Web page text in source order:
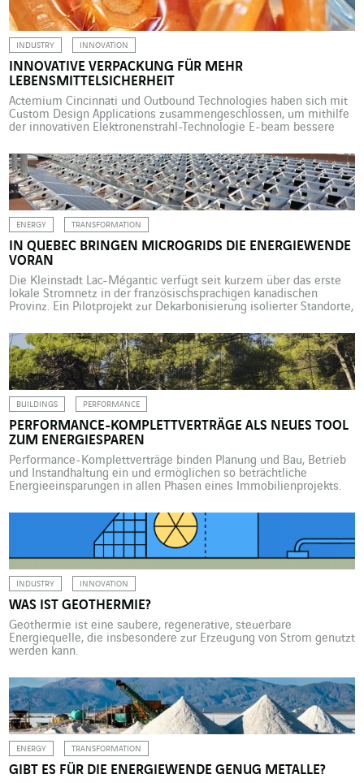
INDUSTRY INNOVATION
INNOVATIVE VERPACKUNG FÜR MEHR
LEBENSMITTELSICHERHEIT
Actemium Cincinnati und Outbound Technologies haben sich mit
Custom Design Applications zusammengeschlossen, um mithilfe
der innovativen Elektronenstrahl-Technologie E-beam bessere
Weichverpackungen, Schrumpffolien, Architekturprodukte, Reifen,
Klebstoffe, Sterilisations- und Schädlingsbekämpfungsprozesse
gemeinsam? Alle diese Produkte und viele weitere mehr können
von der Elektronenstrahl-Technologie (E-beam) profitieren. Das
Prinzip: mit einem Strahl aus beschleunigten Elektronen können
[…]
ENERGY TRANSFORMATION
IN QUEBEC BRINGEN MICROGRIDS DIE ENERGIEWENDE
VORAN
Die Kleinstadt Lac-Mégantic verfügt seit kurzem über das erste
lokale Stromnetz in der französischsprachigen kanadischen
Provinz. Ein Pilotprojekt zur Dekarbonisierung isolierter Standorte,
Bundesregierung und dem öffentlichen Stromversorger
umgesetzt wird. Premiere in Quebec: Ein Microgrid versorgt die
Stadt Lac-Mégantic, eine 6000 Einwohner:innen zählende
Gemeinde ganz im Osten […]
BUILDINGS PERFORMANCE
PERFORMANCE-KOMPLETTVERTRÄGE ALS NEUES TOOL
ZUM ENERGIESPAREN
Performance-Komplettverträge binden Planung und Bau, Betrieb
und Instandhaltung ein und ermöglichen so beträchtliche
Energieeinsparungen in allen Phasen eines Immobilienprojekts.
Gesetzgebung seit dem 23.07.2015 genauso verankert wie bereits
zuvor Verträge über Planung, Bau, Betrieb und Instandhaltung
(CREM) oder über Bau, Betrieb und Instandhaltung (REM). In der
Spielart MGPE (Energieeffizienz-Komplettvertrag) […]
INDUSTRY INNOVATION
WAS IST GEOTHERMIE?
Geothermie ist eine saubere, regenerative, steuerbare
Energiequelle, die insbesondere zur Erzeugung von Strom genutzt
werden kann.
ENERGY TRANSFORMATION
GIBT ES FÜR DIE ENERGIEWENDE GENUG METALLE?